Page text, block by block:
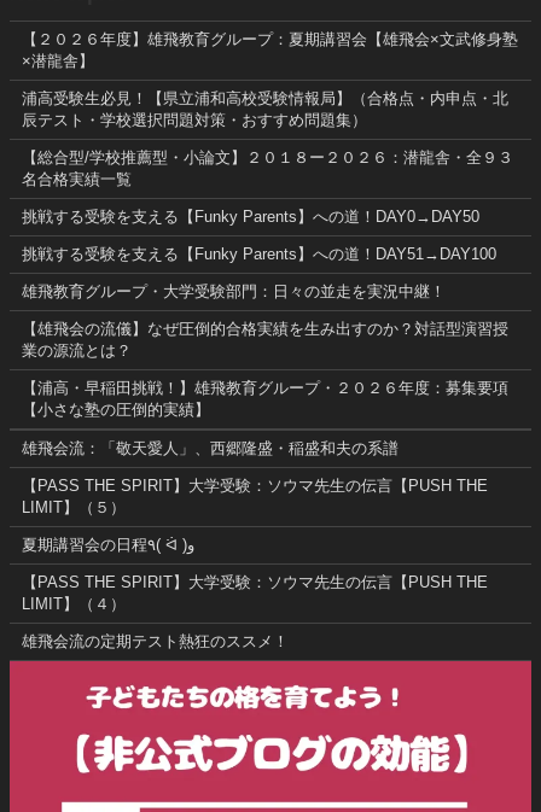
【２０２６年度】雄飛教育グループ：夏期講習会【雄飛会×文武修身塾
×潜龍舎】
浦高受験生必見！【県立浦和高校受験情報局】（合格点・内申点・北
辰テスト・学校選択問題対策・おすすめ問題集）
【総合型/学校推薦型・小論文】２０１８ー２０２６：潜龍舎・全９３
名合格実績一覧
挑戦する受験を支える【Funky Parents】への道！DAY0→DAY50
挑戦する受験を支える【Funky Parents】への道！DAY51→DAY100
雄飛教育グループ・大学受験部門：日々の並走を実況中継！
【雄飛会の流儀】なぜ圧倒的合格実績を生み出すのか？対話型演習授
業の源流とは？
【浦高・早稲田挑戦！】雄飛教育グループ・２０２６年度：募集要項
【小さな塾の圧倒的実績】
雄飛会流：「敬天愛人」、西郷隆盛・稲盛和夫の系譜
【PASS THE SPIRIT】大学受験：ソウマ先生の伝言【PUSH THE
LIMIT】（５）
夏期講習会の日程٩( ᐛ )و
【PASS THE SPIRIT】大学受験：ソウマ先生の伝言【PUSH THE
LIMIT】（４）
雄飛会流の定期テスト熱狂のススメ！